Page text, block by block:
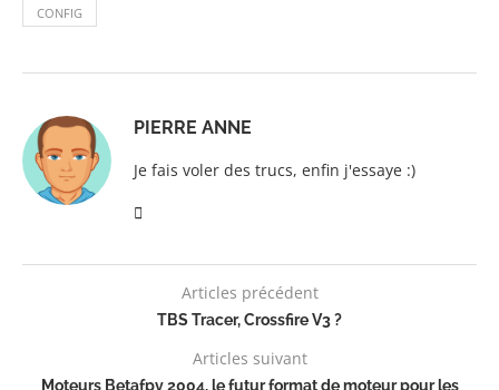
CONFIG
PIERRE ANNE
Je fais voler des trucs, enfin j'essaye :)
Articles précédent
TBS Tracer, Crossfire V3 ?
Articles suivant
Moteurs Betafpv 2004, le futur format de moteur pour les